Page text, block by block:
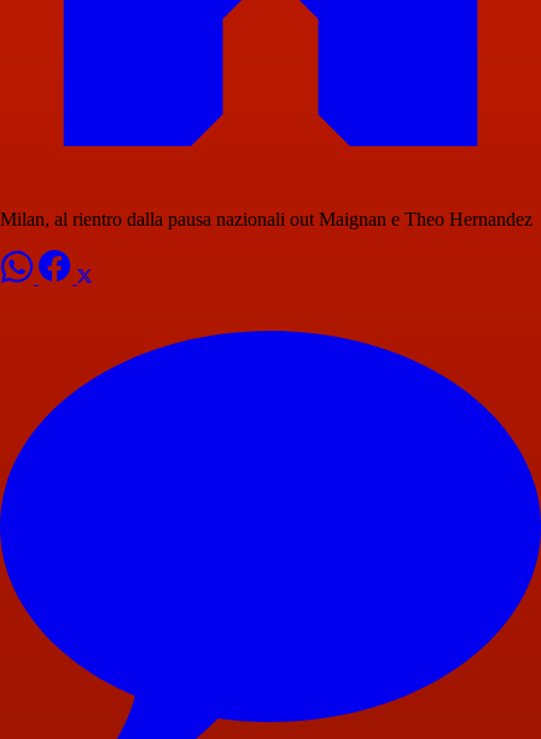
Milan, al rientro dalla pausa nazionali out Maignan e Theo Hernandez